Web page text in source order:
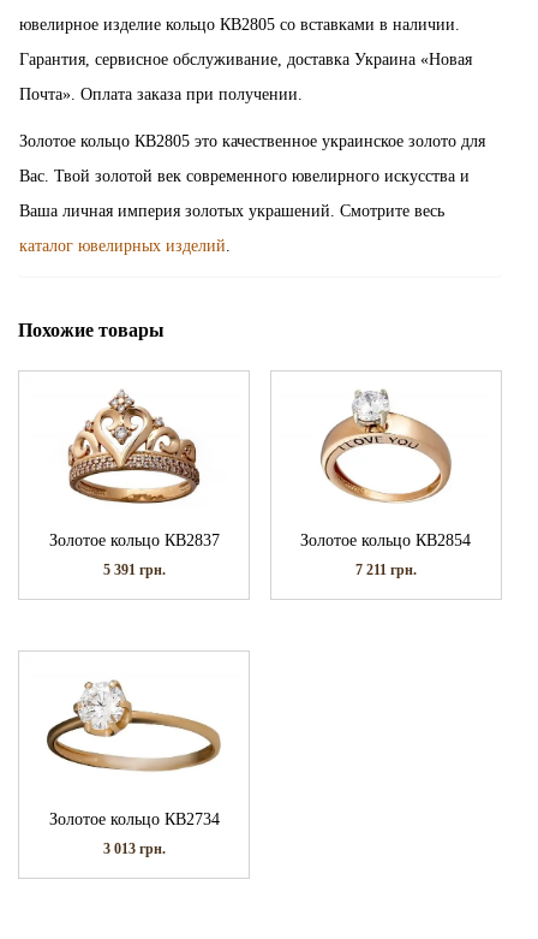
ювелирное изделие кольцо КВ2805 со вставками в наличии.
Гарантия, сервисное обслуживание, доставка Украина «Новая
Почта». Оплата заказа при получении.
Золотое кольцо КВ2805 это качественное украинское золото для
Вас. Твой золотой век современного ювелирного искусства и
Ваша личная империя золотых украшений. Смотрите весь
каталог ювелирных изделий
Похожие товары
Золотое кольцо КВ2837
5 391 грн.
Золотое кольцо КВ2854
7 211 грн.
Золотое кольцо КВ2734
3 013 грн.